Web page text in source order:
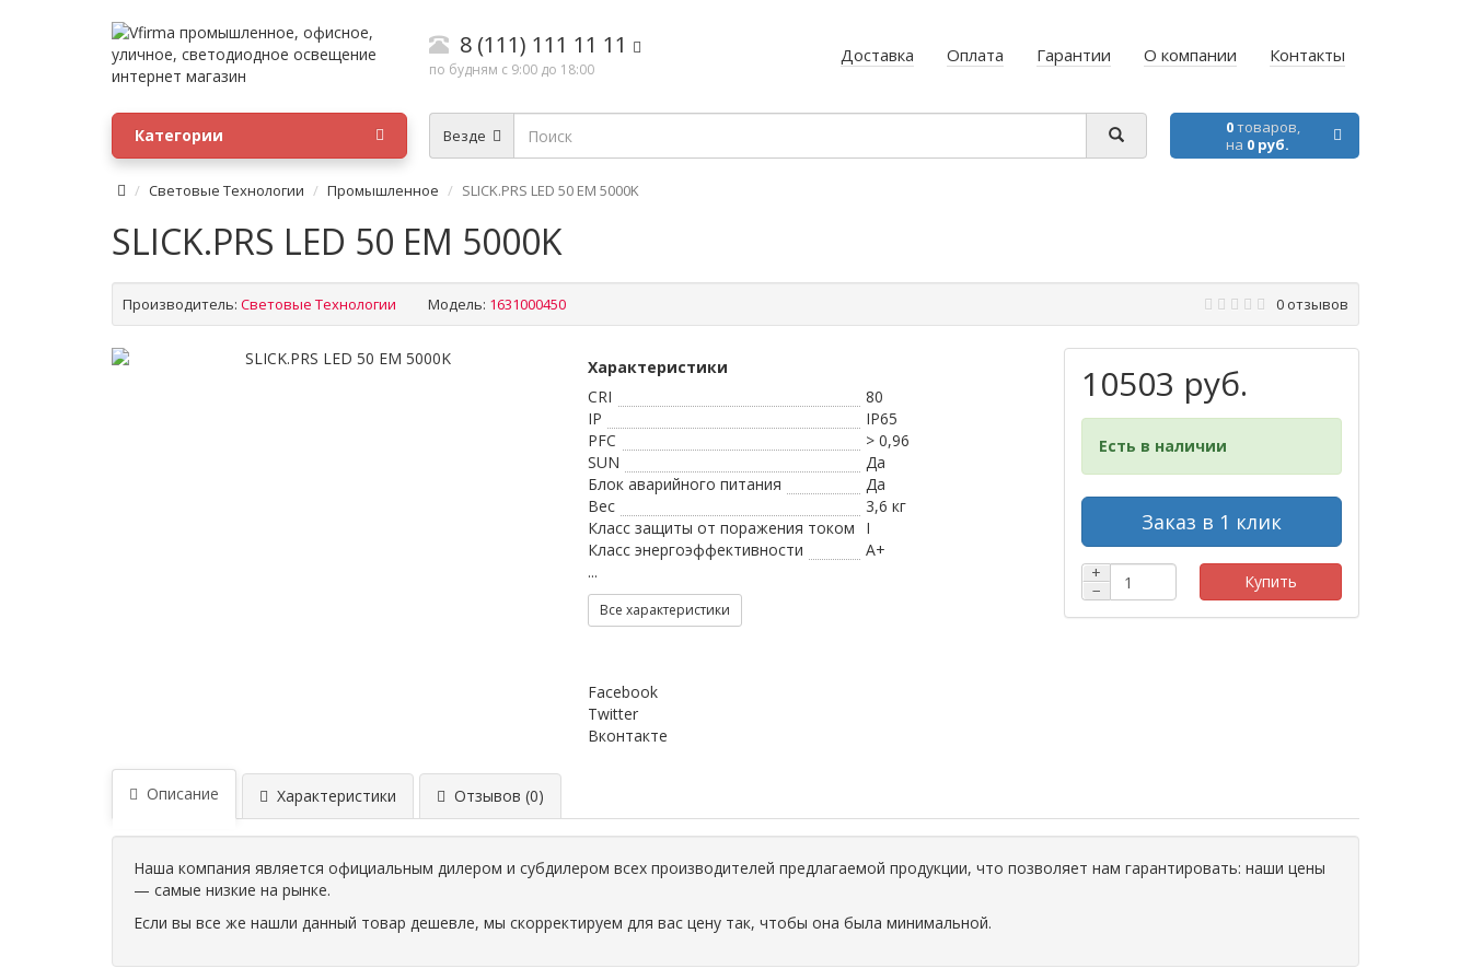
8 (111) 111 11 11
по будням с 9:00 до 18:00
Доставка Оплата Гарантии О компании Контакты
Везде 0товаров,
на 0 руб.
Категории
Световые Технологии Промышленное SLICK.PRS LED 50 EM 5000K
SLICK.PRS LED 50 EM 5000K
Производитель: Световые Технологии Модель: 1631000450 0 отзывов
Характеристики
CRI
80
IP
IP65
PFС
> 0,96
SUN
Да
Блок аварийного питания
Да
Вес
3,6 кг
Класс защиты от поражения током
I
Класс энергоэффективности
A+
...
Все характеристики
Facebook
Twitter
Вконтакте
10503 руб.
Есть в наличии
Заказ в 1 клик
+
−
Купить
Описание Характеристики Отзывов (0)
Наша компания является официальным дилером и субдилером всех производителей предлагаемой продукции, что позволяет нам гарантировать: наши цены
— самые низкие на рынке.
Если вы все же нашли данный товар дешевле, мы скорректируем для вас цену так, чтобы она была минимальной.